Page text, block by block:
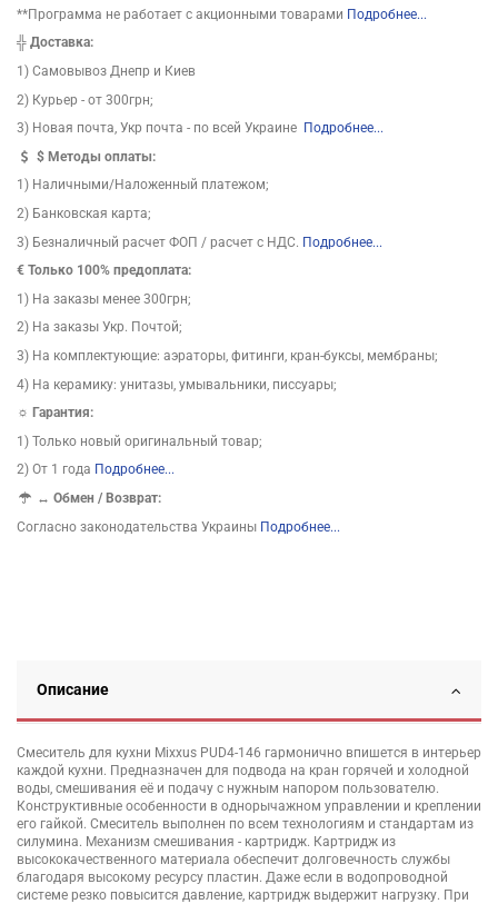
**Программа не работает с акционными товарами Подробнее...
╬ Доставка:
1) Самовывоз Днепр и Киев
2) Курьер - от 300грн;
3) Новая почта, Укр почта - по всей Украине Подробнее...
$Методы оплаты:
1) Наличными/Наложенный платежом;
2) Банковская карта;
3) Безналичный расчет ФОП / расчет с НДС. Подробнее...
€ Только 100% предоплата:
1) На заказы менее 300грн;
2) На заказы Укр. Почтой;
3) На комплектующие: аэраторы, фитинги, кран-буксы, мембраны;
4) На керамику: унитазы, умывальники, писсуары;
☼ Гарантия:
1) Только новый оригинальный товар;
2) От 1 года Подробнее...
↔Обмен / Возврат:
Согласно законодательства Украины Подробнее...
Описание
Смеситель для кухни Mixxus PUD4-146 гармонично впишется в интерьер
каждой кухни. Предназначен для подвода на кран горячей и холодной
воды, смешивания её и подачу с нужным напором пользователю.
Конструктивные особенности в однорычажном управлении и креплении
его гайкой. Смеситель выполнен по всем технологиям и стандартам из
силумина. Механизм смешивания - картридж. Картридж из
высококачественного материала обеспечит долговечность службы
благодаря высокому ресурсу пластин. Даже если в водопроводной
системе резко повысится давление, картридж выдержит нагрузку. При